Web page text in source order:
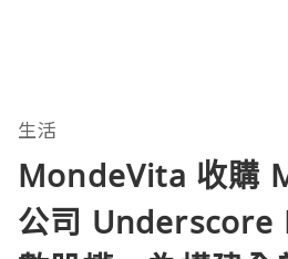
生活
MondeVita 收購
公司 Underscore